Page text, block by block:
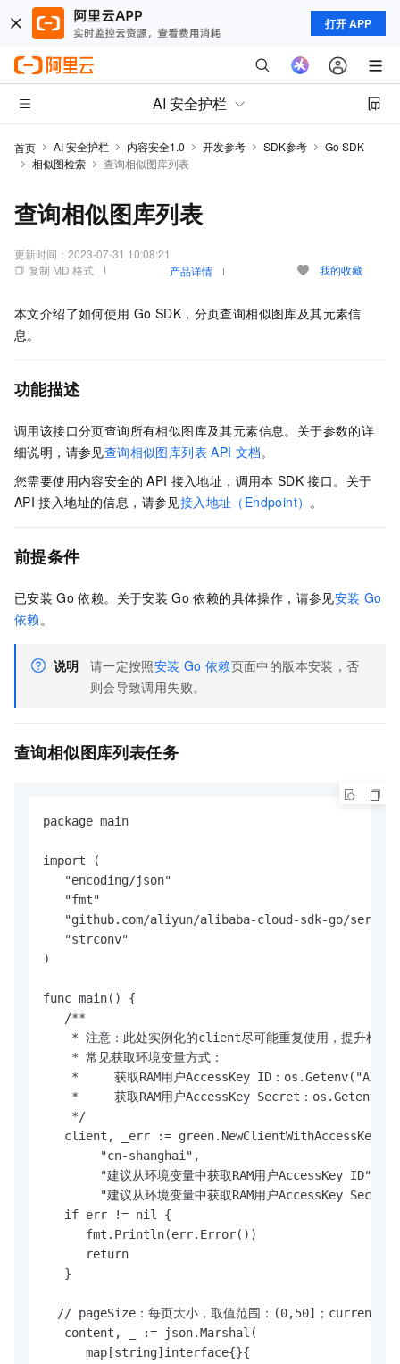
打开 APP
AI 安全护栏
首页 AI 安全护栏 内容安全1.0 开发参考 SDK参考
Go SDK
相似图检索
查询相似图库列表
查询相似图库列表
更新时间： 2023-07-31 10:08:21
复制 MD 格式
产品详情 我的收藏
本文介绍了如何使用 Go SDK，分页查询相似图库及其元素信
息。
功能描述
调用该接口分页查询所有相似图库及其元素信息。关于参数的详
细说明，请参见查询相似图库列表 API 文档。
您需要使用内容安全的 API 接入地址，调用本 SDK 接口。关于
API 接入地址的信息，请参见接入地址（Endpoint） 。
前提条件
已安装 Go 依赖。关于安装 Go 依赖的具体操作，请参见安装 Go
依赖。
说明 请一定按照安装 Go 依赖页面中的版本安装，否
则会导致调用失败。
查询相似图库列表任务
package main
import (
   "encoding/json"
   "fmt"
"github.com/aliyun/alibaba-cloud-sdk-go/
   "strconv"
)
func main() {
   /**
* 注意：此处实例化的client尽可能重复使用，提升检测
    * 常见获取环境变量方式：
*     获取RAM用户AccessKey ID：
*     获取RAM用户AccessKey Secret：
    */
   client, _err := green.NewClientWithAccessKey(
        "cn-shanghai",
        "建议从环境变量中获取RAM用户AccessKey ID",
"建议从环境变量中获取RAM用户AccessKey
   if err != nil {
      fmt.Println(err.Error())
      return
   }
// pageSize：每页大小，取值范围：(0,50]；
   content, _ := json.Marshal(
      map[string]interface{}{